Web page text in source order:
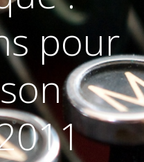
pour